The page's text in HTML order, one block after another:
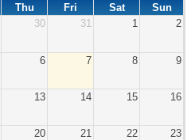
Thu Fri Sat
Sun
30 31 1 2
6 7 8 9
13 14 15 16
20 21 22 23